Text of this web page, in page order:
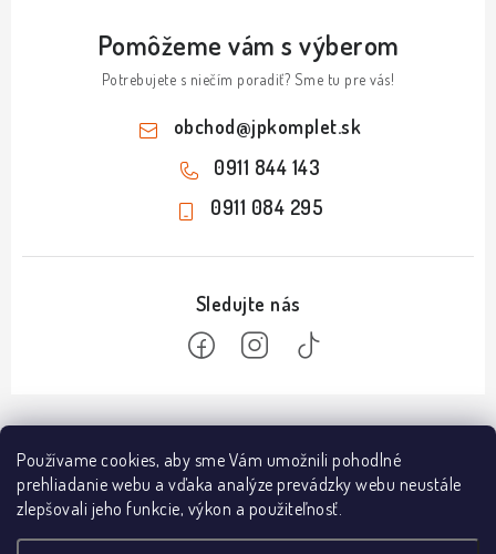
Používame cookies, aby sme Vám umožnili pohodlné
prehliadanie webu a vďaka analýze prevádzky webu neustále
zlepšovali jeho funkcie, výkon a použiteľnosť.
Pomôžeme vám s výberom
Potrebujete s niečím poradiť? Sme tu pre vás!
obchod@jpkomplet.sk
0911 844 143
0911 084 295
Z
á
Informácie
Doprava a platba
Predajňa NÁMESTOVO